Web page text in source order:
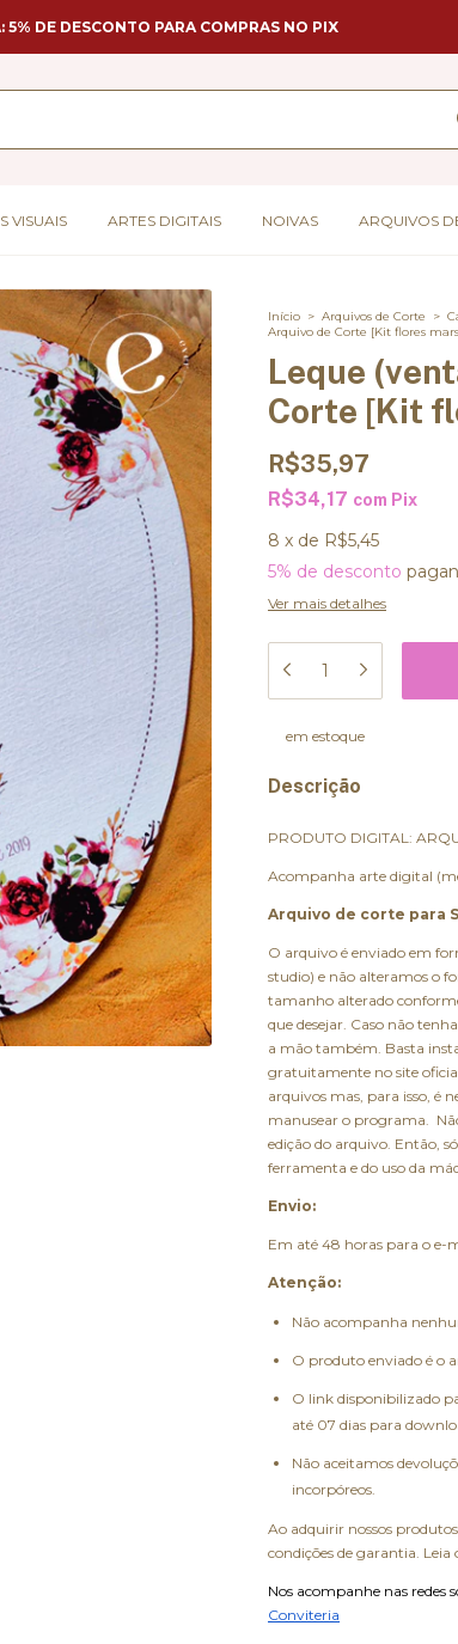
5% DE DESCONTO PARA COMPRAS NO PIX
VISUAIS ARTES DIGITAIS NOIVAS ARQUIVOS
Início > Arquivos de Corte >
Arquivo de Corte [Kit flores
Leque
Corte [Kit
R$35,97
R$34,17 com Pix
8 x de R$5,45
5% de desconto
Ver mais detalhes
em estoque
Descrição
PRODUTO DIGITAL:
Acompanha arte digital
Arquivo de corte para
O arquivo é enviado em
studio) e não alteramos o
tamanho alterado
que desejar. Caso não
a mão também. Basta
gratuitamente no site
arquivos mas, para isso, é
manusear o programa.
edição do arquivo. Então,
ferramenta e do uso da
Envio:
Em até 48 horas para o e-
Atenção:
Não acompanha
O produto enviado é o
O link disponibilizado
até 07 dias para
Não aceitamos
incorpóreos.
Ao adquirir nossos
condições de garantia. Leia
Nos acompanhe nas redes
Conviteria